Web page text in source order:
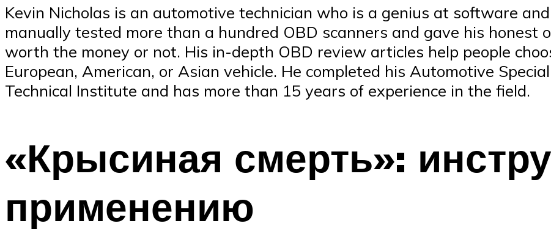
Kevin Nicholas is an automotive technician who is a genius at software
manually tested more than a hundred OBD scanners and gave his honest
worth the money or not. His in-depth OBD review articles help people
European, American, or Asian vehicle. He completed his Automotive
Technical Institute and has more than 15 years of experience in the field.
«Крысиная смерть»:
применению